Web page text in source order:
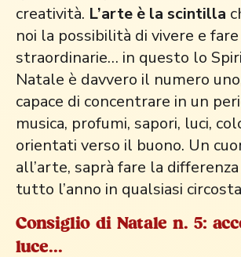
creatività. L’arte è la scintilla
noi la possibilità di vivere e fare
straordinarie… in questo lo
Natale è davvero il numero
capace di concentrare in un
musica, profumi, sapori, luci,
orientati verso il buono. Un
all’arte, saprà fare la
tutto l’anno in qualsiasi
Consiglio di Natale n. 5:
luce...